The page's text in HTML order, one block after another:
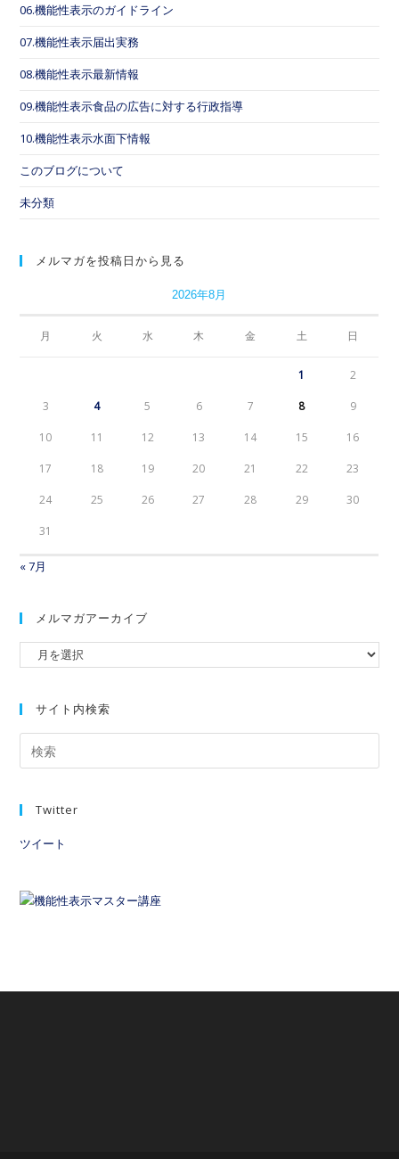
06.機能性表示のガイドライン
07.機能性表示届出実務
08.機能性表示最新情報
09.機能性表示食品の広告に対する行政指導
10.機能性表示水面下情報
このブログについて
未分類
メルマガを投稿日から見る
2026年8月
月 火 水 木 金 土 日
1 2
3 4 5 6 7 8 9
10 11 12 13 14 15 16
17 18 19 20 21 22 23
24 25 26 27 28 29 30
31
« 7月
メルマガアーカイブ
サイト内検索
Twitter
ツイート